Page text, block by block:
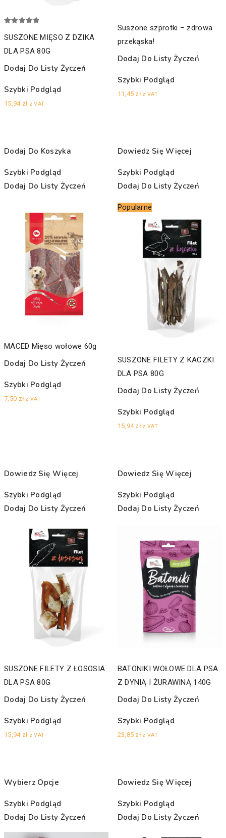
5.00
na 5
SUSZONE MIĘSO Z DZIKA
DLA PSA 80G
Dodaj Do Listy Życzeń
Szybki Podgląd
15,94 zł z VAT
Suszone szprotki – zdrowa
przekąska!
Dodaj Do Listy Życzeń
Szybki Podgląd
11,45 zł z VAT
Dodaj Do Koszyka
Szybki Podgląd
Dodaj Do Listy Życzeń
MACED Mięso wołowe 60g
Dodaj Do Listy Życzeń
Szybki Podgląd
7,50 zł z VAT
Dowiedz Się Więcej
Szybki Podgląd
Dodaj Do Listy Życzeń
Popularne
SUSZONE FILETY Z KACZKI
DLA PSA 80G
Dodaj Do Listy Życzeń
Szybki Podgląd
15,94 zł z VAT
Dowiedz Się Więcej
Szybki Podgląd
Dodaj Do Listy Życzeń
SUSZONE FILETY Z ŁOSOSIA
DLA PSA 80G
Dodaj Do Listy Życzeń
Szybki Podgląd
15,94 zł z VAT
Dowiedz Się Więcej
Szybki Podgląd
Dodaj Do Listy Życzeń
BATONIKI WOŁOWE DLA PSA
Z DYNIĄ I ŻURAWINĄ 140G
Dodaj Do Listy Życzeń
Szybki Podgląd
23,85 zł z VAT
Wybierz Opcje
Szybki Podgląd
Dodaj Do Listy Życzeń
Dowiedz Się Więcej
Szybki Podgląd
Dodaj Do Listy Życzeń